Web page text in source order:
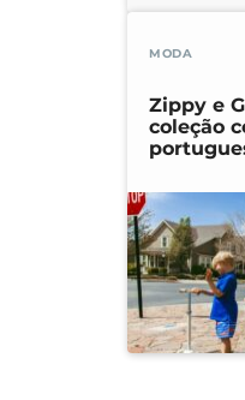
MODA
Zippy e
coleção